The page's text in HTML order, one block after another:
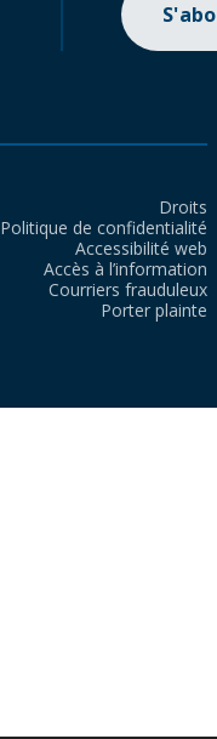
Droits
Politique de confidentialité
Accessibilité web
Accès à l’information
Courriers frauduleux
Porter plainte